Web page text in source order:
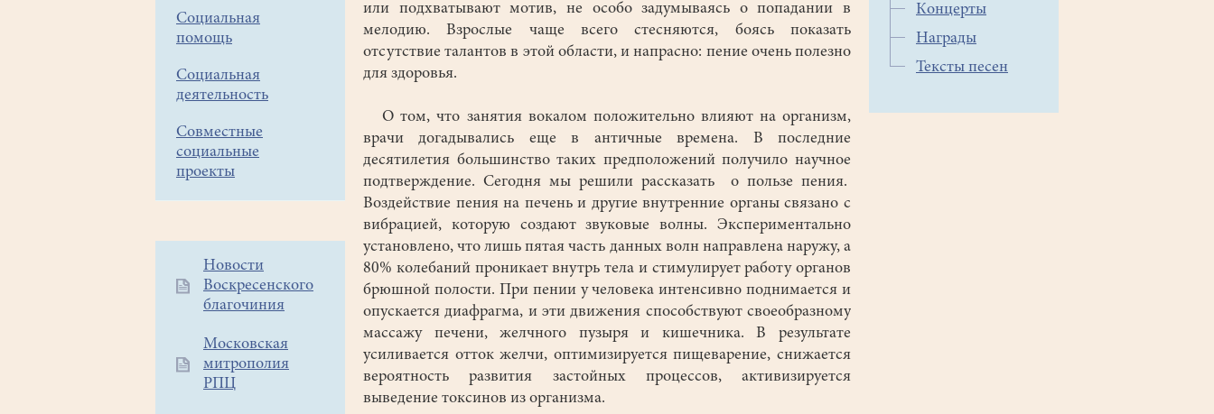
Социальная
помощь
Социальная
деятельность
Совместные
социальные
проекты
Дополнительное
меню
Новости
Воскресенского
благочиния
Московская
митрополия
РПЦ
или подхватывают мотив, не особо задумываясь о попадании в
мелодию. Взрослые чаще всего стесняются, боясь показать
отсутствие талантов в этой области, и напрасно: пение очень полезно
для здоровья.
О том, что занятия вокалом положительно влияют на организм,
врачи догадывались еще в античные времена. В последние
десятилетия большинство таких предположений получило научное
подтверждение. Сегодня мы решили рассказать о пользе пения.
Воздействие пения на печень и другие внутренние органы связано с
вибрацией, которую создают звуковые волны. Экспериментально
установлено, что лишь пятая часть данных волн направлена наружу, а
80% колебаний проникает внутрь тела и стимулирует работу органов
брюшной полости. При пении у человека интенсивно поднимается и
опускается диафрагма, и эти движения способствуют своеобразному
массажу печени, желчного пузыря и кишечника. В результате
усиливается отток желчи, оптимизируется пищеварение, снижается
вероятность развития застойных процессов, активизируется
выведение токсинов из организма.
Концерты
Награды
Тексты песен